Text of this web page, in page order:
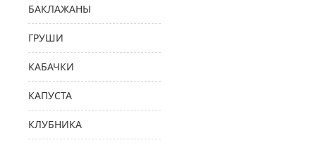
БАКЛАЖАНЫ
ГРУШИ
КАБАЧКИ
КАПУСТА
КЛУБНИКА